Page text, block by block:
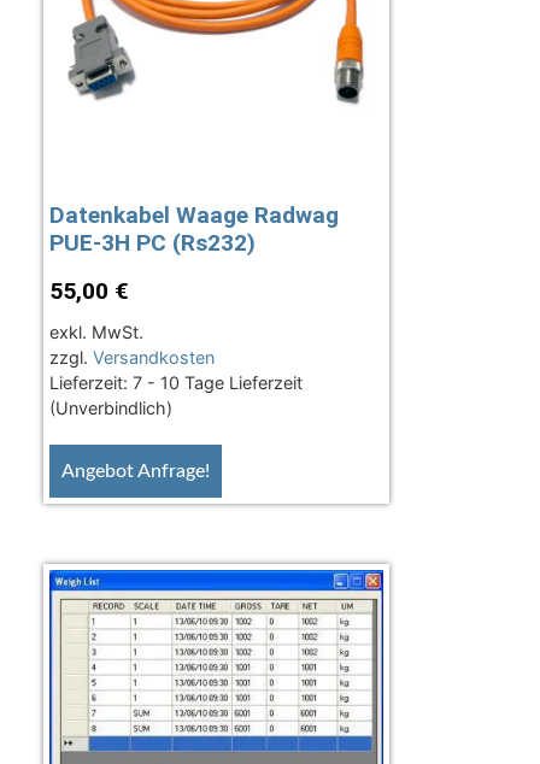
Datenkabel Waage Radwag
PUE-3H PC (Rs232)
55,00 €
exkl. MwSt.
zzgl. Versandkosten
Lieferzeit: 7 - 10 Tage Lieferzeit
(Unverbindlich)
Angebot Anfrage!